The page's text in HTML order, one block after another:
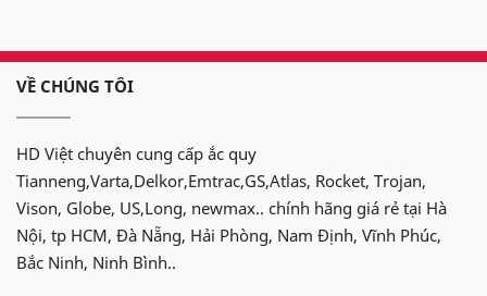
VỀ CHÚNG TÔI
HD Việt chuyên cung cấp ắc quy
Tianneng,Varta,Delkor,Emtrac,GS,Atlas, Rocket, Trojan,
Vison, Globe, US,Long, newmax.. chính hãng giá rẻ tại Hà
Nội, tp HCM, Đà Nẵng, Hải Phòng, Nam Định, Vĩnh Phúc,
Bắc Ninh, Ninh Bình..